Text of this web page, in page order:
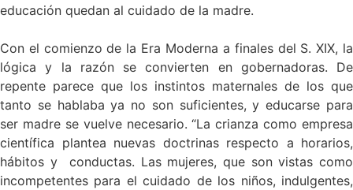
educación quedan al cuidado de la madre.
Con el comienzo de la Era Moderna a finales del S. XIX, la
lógica y la razón se convierten en gobernadoras. De
repente parece que los instintos maternales de los que
tanto se hablaba ya no son suficientes, y educarse para
ser madre se vuelve necesario. “La crianza como empresa
científica plantea nuevas doctrinas respecto a horarios,
hábitos y conductas. Las mujeres, que son vistas como
incompetentes para el cuidado de los niños, indulgentes,